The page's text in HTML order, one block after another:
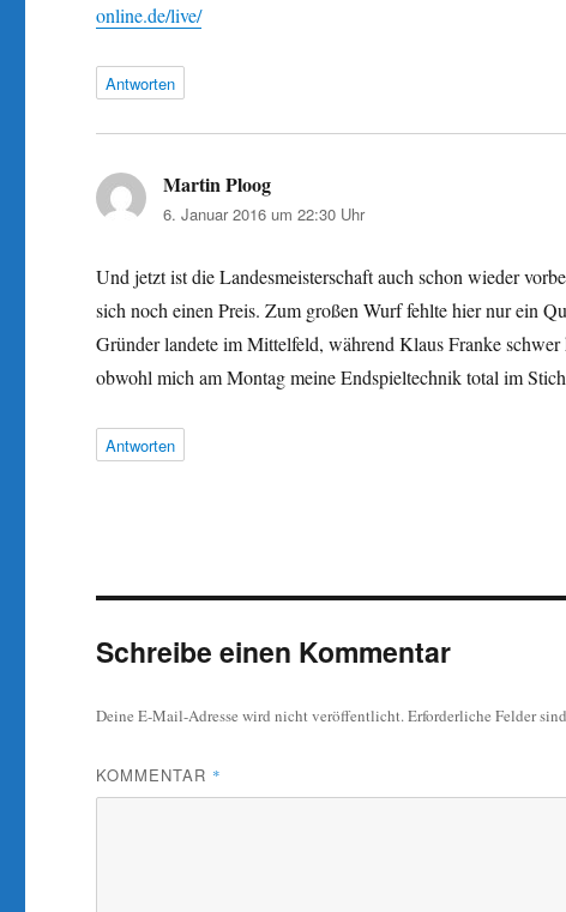
online.de/live/
Antworten
Martin Ploog
6. Januar 2016 um 22:30 Uhr
Und jetzt ist die Landesmeisterschaft auch schon wieder
sich noch einen Preis. Zum großen Wurf fehlte hier nur ein
Gründer landete im Mittelfeld, während Klaus Franke
obwohl mich am Montag meine Endspieltechnik total im
Antworten
Schreibe einen Kommentar
Deine E-Mail-Adresse wird nicht veröffentlicht.Erforderliche Felder
KOMMENTAR *